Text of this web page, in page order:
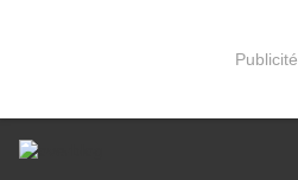
Publicité